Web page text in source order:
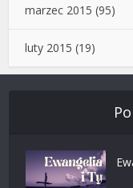
marzec 2015 (95)
luty 2015 (19)